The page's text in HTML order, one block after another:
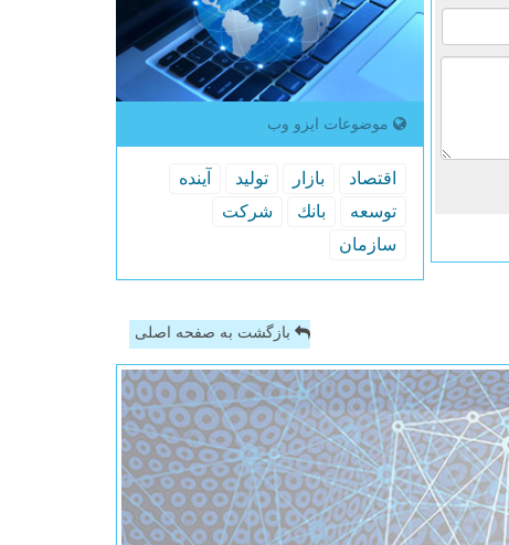
موضوعات ایزو وب
اقتصاد بازار تولید
آینده
توسعه
بانك
شركت
سازمان
بازگشت به صفحه اصلی